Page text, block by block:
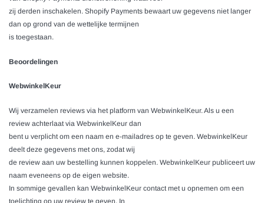
zij derden inschakelen. Shopify Payments bewaart uw gegevens niet langer
dan op grond van de wettelijke termijnen
is toegestaan.
Beoordelingen
WebwinkelKeur
Wij verzamelen reviews via het platform van WebwinkelKeur. Als u een
review achterlaat via WebwinkelKeur dan
bent u verplicht om een naam en e-mailadres op te geven. WebwinkelKeur
deelt deze gegevens met ons, zodat wij
de review aan uw bestelling kunnen koppelen. WebwinkelKeur publiceert uw
naam eveneens op de eigen website.
In sommige gevallen kan WebwinkelKeur contact met u opnemen om een
toelichting op uw review te geven. In